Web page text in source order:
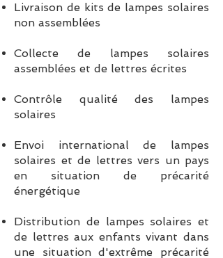
Livraison de kits de lampes solaires
non assemblées
Collecte de lampes solaires
assemblées et de lettres écrites
Contrôle qualité des lampes
solaires
Envoi international de lampes
solaires et de lettres vers un pays
en situation de précarité
énergétique
Distribution de lampes solaires et
de lettres aux enfants vivant dans
une situation d'extrême précarité